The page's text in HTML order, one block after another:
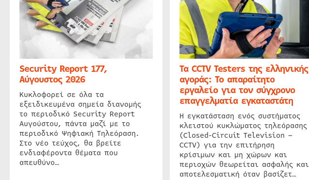
Security Report 177,
Αύγουστος 2026
Κυκλοφορεί σε όλα τα
εξειδικευμένα σημεία διανομής
το περιοδικό Security Report
Αυγούστου, πάντα μαζί με το
περιοδικό Ψηφιακή Τηλεόραση.
Στο νέο τεύχος, θα βρείτε
ενδιαφέροντα θέματα που
απευθύνο…
Τα CCTV Testers της ελληνικής
αγοράς: Το απαραίτητο
εργαλείο για τον σύγχρονο
επαγγελματία εγκαταστάτη
Η εγκατάσταση ενός συστήματος
κλειστού κυκλώματος τηλεόρασης
(Closed-Circuit Television –
CCTV) για την επιτήρηση
κρίσιμων και μη χώρων και
περιοχών θεωρείται ασφαλής και
αποτελεσματική όταν βασίζετ…